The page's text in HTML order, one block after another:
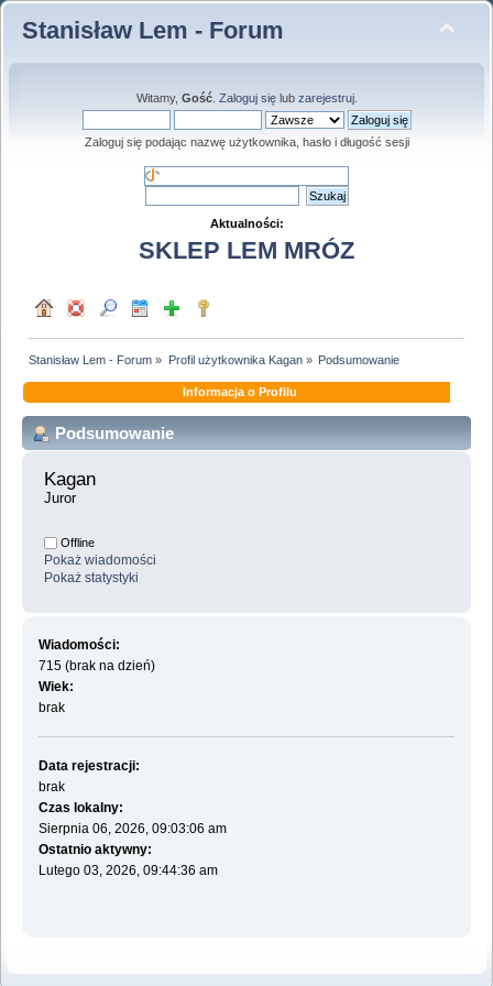
Stanisław Lem - Forum
Witamy, Gość. Zaloguj sięlub zarejestruj.
Zaloguj się podając nazwę użytkownika, hasło i długość sesji
Aktualności:
SKLEP LEM MRÓZ
Stanisław Lem - Forum » Profil użytkownika Kagan» Podsumowanie
Informacja o Profilu
Podsumowanie
Kagan
Juror
Offline
Pokaż wiadomości
Pokaż statystyki
Wiadomości:
715 (brak na dzień)
Wiek:
brak
Data rejestracji:
brak
Czas lokalny:
Sierpnia 06, 2026, 09:03:06 am
Ostatnio aktywny:
Lutego 03, 2026, 09:44:36 am